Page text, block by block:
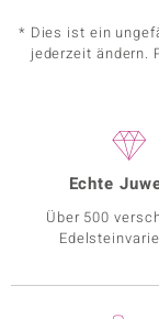
* Dies ist ein
jederzeit ändern.
Echte
Über 500